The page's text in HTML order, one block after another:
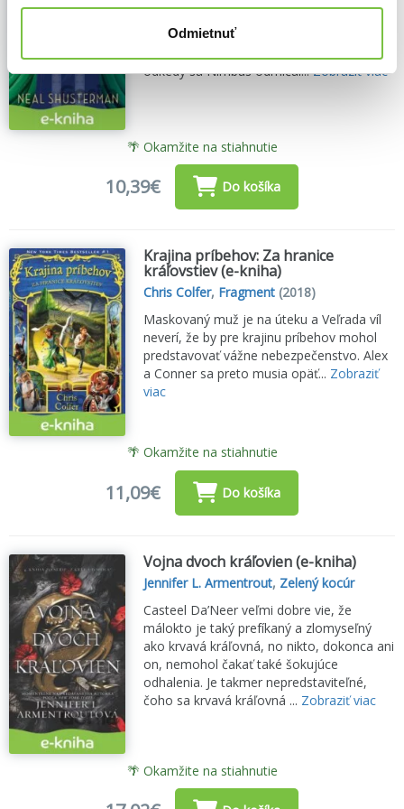
Odmietnuť
nemilosrdne zlikvidoval svojich protivníkov
odkedy sa Nimbus odmlčal...Zobraziť viac
🌴 Okamžite na stiahnutie
10,39€ Do košíka
Krajina príbehov: Za hranice
kráľovstiev (e-kniha)
Chris Colfer, Fragment (2018)
Maskovaný muž je na úteku a Veľrada víl
neverí, že by pre krajinu príbehov mohol
predstavovať vážne nebezpečenstvo. Alex
a Conner sa preto musia opäť... Zobraziť
viac
🌴 Okamžite na stiahnutie
11,09€ Do košíka
Vojna dvoch kráľovien (e-kniha)
Jennifer L. Armentrout, Zelený kocúr
Casteel Da’Neer veľmi dobre vie, že
málokto je taký prefíkaný a zlomyseľný
ako krvavá kráľovná, no nikto, dokonca ani
on, nemohol čakať také šokujúce
odhalenia. Je takmer nepredstaviteľné,
čoho sa krvavá kráľovná ... Zobraziť viac
🌴 Okamžite na stiahnutie